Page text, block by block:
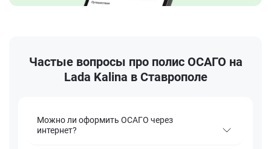
Частые вопросы про полис ОСАГО на
Lada Kalina в Ставрополе
Можно ли оформить ОСАГО через
интернет?